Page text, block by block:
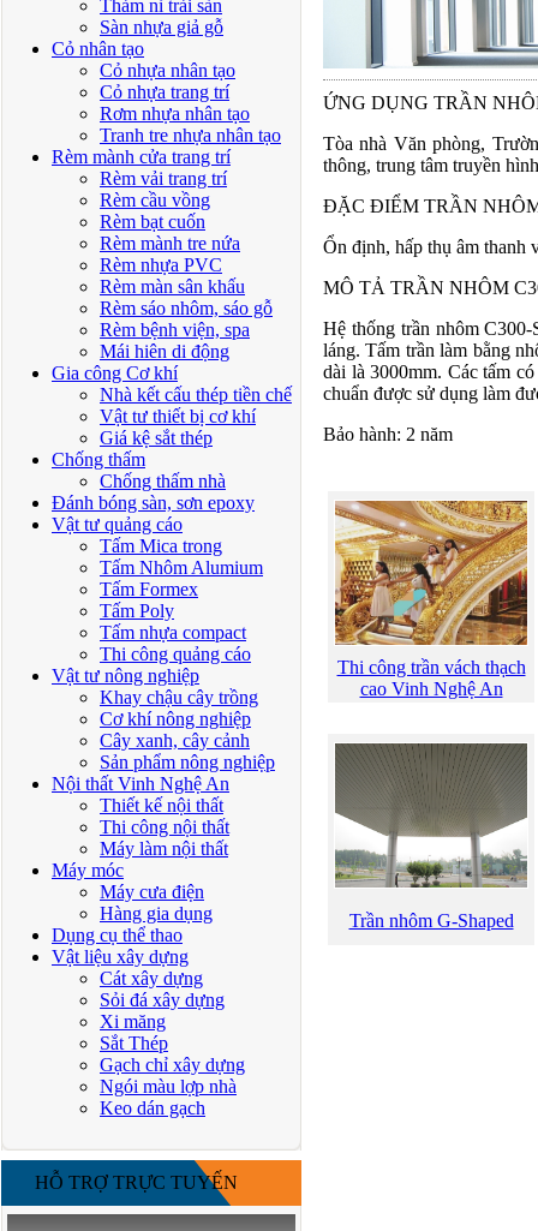
Thảm nỉ trải sàn
Sàn nhựa giả gỗ
Cỏ nhân tạo
Cỏ nhựa nhân tạo
Cỏ nhựa trang trí
Rơm nhựa nhân tạo
Tranh tre nhựa nhân tạo
Rèm mành cửa trang trí
Rèm vải trang trí
Rèm cầu vồng
Rèm bạt cuốn
Rèm mành tre nứa
Rèm nhựa PVC
Rèm màn sân khấu
Rèm sáo nhôm, sáo gỗ
Rèm bệnh viện, spa
Mái hiên di động
Gia công Cơ khí
Nhà kết cấu thép tiền chế
Vật tư thiết bị cơ khí
Giá kệ sắt thép
Chống thấm
Chống thấm nhà
Đánh bóng sàn, sơn epoxy
Vật tư quảng cáo
Tấm Mica trong
Tấm Nhôm Alumium
Tấm Formex
Tấm Poly
Tấm nhựa compact
Thi công quảng cáo
Vật tư nông nghiệp
Khay chậu cây trồng
Cơ khí nông nghiệp
Cây xanh, cây cảnh
Sản phẩm nông nghiệp
Nội thất Vinh Nghệ An
Thiết kế nội thất
Thi công nội thất
Máy làm nội thất
Máy móc
Máy cưa điện
Hàng gia dụng
Dụng cụ thể thao
Vật liệu xây dựng
Cát xây dựng
Sỏi đá xây dựng
Xi măng
Sắt Thép
Gạch chỉ xây dựng
Ngói màu lợp nhà
Keo dán gạch
HỖ TRỢ TRỰC TUYẾN
ỨNG DỤNG TRẦN
Tòa nhà Văn phòng,
thông, trung tâm truyền
ĐẶC ĐIỂM TRẦN
Ổn định, hấp thụ âm thanh
MÔ TẢ TRẦN NHÔM
Hệ thống trần nhôm
láng. Tấm trần làm bằng
dài là 3000mm. Các tấm
chuẩn được sử dụng làm
Bảo hành: 2 năm
Thi công trần vách thạch
cao Vinh Nghệ An
Trần nhôm G-Shaped